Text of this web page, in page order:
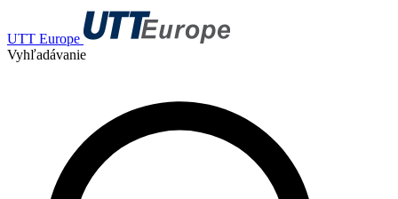
UTT Europe
Vyhľadávanie